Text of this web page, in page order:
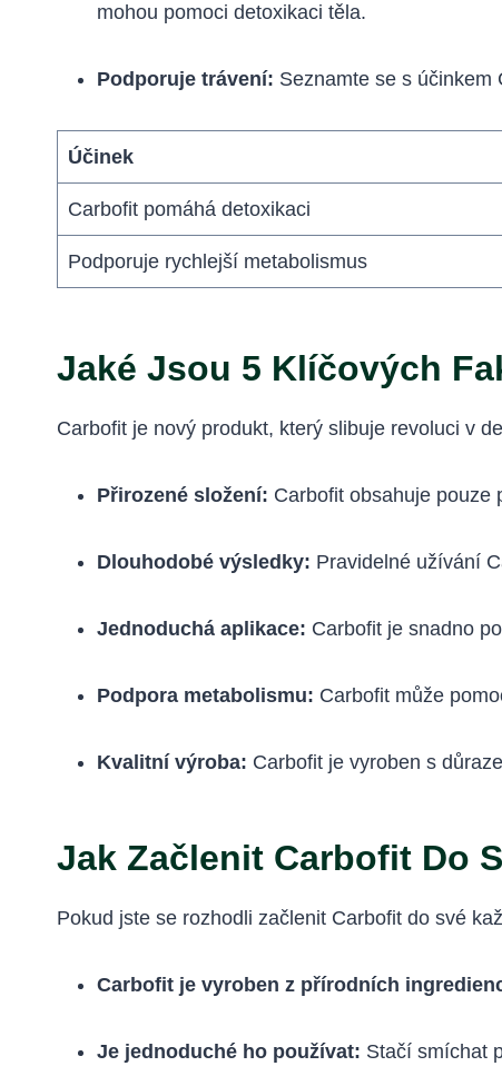
mohou pomoci detoxikaci těla.
Podporuje trávení: Seznamte se s účinkem
Účinek
Carbofit pomáhá detoxikaci
Podporuje rychlejší metabolismus
Jaké Jsou 5 Klíčových
Carbofit je nový produkt, který slibuje revoluci v
Přirozené složení: Carbofit obsahuje pouze
Dlouhodobé výsledky: Pravidelné užívání
Jednoduchá aplikace: Carbofit je snadno
Podpora metabolismu: Carbofit může
Kvalitní výroba: Carbofit je vyroben s
Jak Začlenit Carbofit Do
Pokud jste se rozhodli začlenit Carbofit do své
Carbofit je vyroben z přírodních
Je jednoduché ho používat: Stačí smíchat